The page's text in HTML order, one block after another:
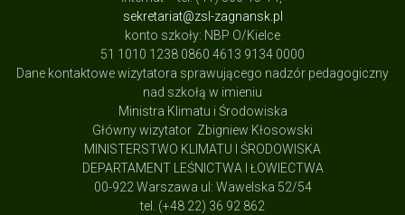
sekretariat@zsl-zagnansk.pl
konto szkoły: NBP O/Kielce
51 1010 1238 0860 4613 9134 0000
Dane kontaktowe wizytatora sprawującego nadzór pedagogiczny
nad szkołą w imieniu
Ministra Klimatu i Środowiska
Główny wizytator Zbigniew Kłosowski
MINISTERSTWO KLIMATU I ŚRODOWISKA
DEPARTAMENT LEŚNICTWA I ŁOWIECTWA
00-922 Warszawa ul: Wawelska 52/54
tel. (+48 22) 36 92 862